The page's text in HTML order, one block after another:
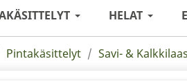
HELAT
Pintakäsittelyt Savi- &